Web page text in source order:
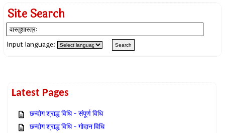
Site Search
Input language:
Latest Pages
छन्दोग श्राद्ध विधि – संपूर्ण विधि
छन्दोग श्राद्ध विधि – गोदान विधि